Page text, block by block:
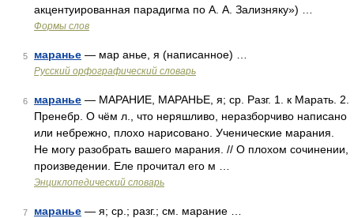
акцентуированная парадигма по А. А. Зализняку») …
Формы слов
5 маранье — мар анье, я (написанное) …
Русский орфографический словарь
6 маранье — МАРАНИЕ, МАРАНЬЕ, я; ср. Разг. 1. к Марать. 2.
Пренебр. О чём л., что неряшливо, неразборчиво написано
или небрежно, плохо нарисовано. Ученические марания.
Не могу разобрать вашего марания. // О плохом сочинении,
произведении. Еле прочитал его м …
Энциклопедический словарь
7 маранье — я; ср.; разг.; см. марание …